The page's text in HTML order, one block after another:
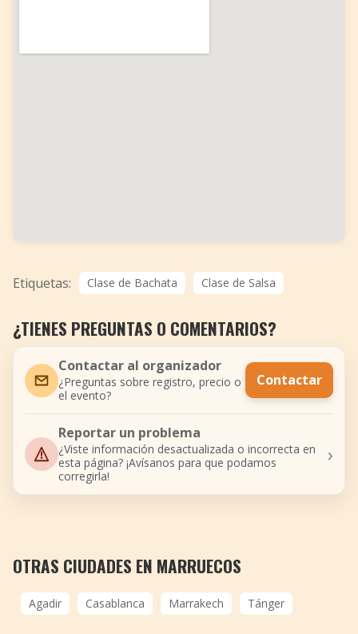
Etiquetas: Clase de Bachata Clase de Salsa
¿TIENES PREGUNTAS O COMENTARIOS?
Contactar al organizador
¿Preguntas sobre registro, precio o
el evento?
Contactar
Reportar un problema
¿Viste información desactualizada o incorrecta en
esta página? ¡Avísanos para que podamos
corregirla!
›
OTRAS CIUDADES EN MARRUECOS
Agadir Casablanca Marrakech Tánger